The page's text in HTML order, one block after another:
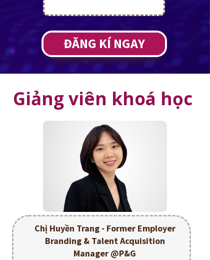
ĐĂNG KÍ NGAY
Giảng viên khoá học
Chị Huyền Trang - Former Employer
Branding & Talent Acquisition
Manager @P&G